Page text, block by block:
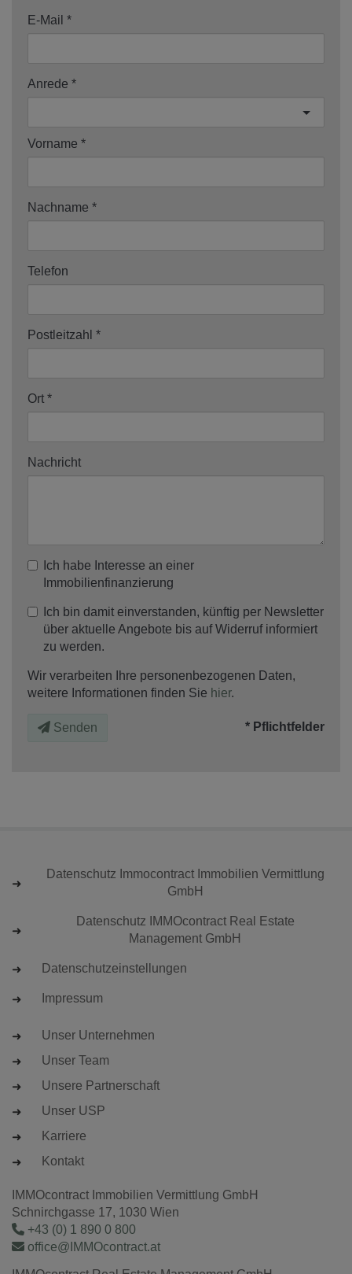
E-Mail
Anrede
Vorname
Nachname
Telefon
Postleitzahl
Ort
Nachricht
Ich habe Interesse an einer
Immobilienfinanzierung
Ich bin damit einverstanden, künftig per Newsletter
über aktuelle Angebote bis auf Widerruf informiert
zu werden.
Wir verarbeiten Ihre personenbezogenen Daten,
weitere Informationen finden Sie hier.
Senden * Pflichtfelder
Datenschutz Immocontract Immobilien Vermittlung
GmbH
Datenschutz IMMOcontract Real Estate
Management GmbH
Datenschutzeinstellungen
Impressum
Unser Unternehmen
Unser Team
Unsere Partnerschaft
Unser USP
Karriere
Kontakt
IMMOcontract Immobilien Vermittlung GmbH
Schnirchgasse 17, 1030 Wien
+43 (0) 1 890 0 800
office@IMMOcontract.at